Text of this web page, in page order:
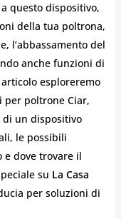
questo dispositivo,
della tua poltrona,
l’abbassamento del
anche funzioni di
esploreremo
per poltrone Ciar,
di un dispositivo
le possibili
dove trovare il
su La Casa
per soluzioni di